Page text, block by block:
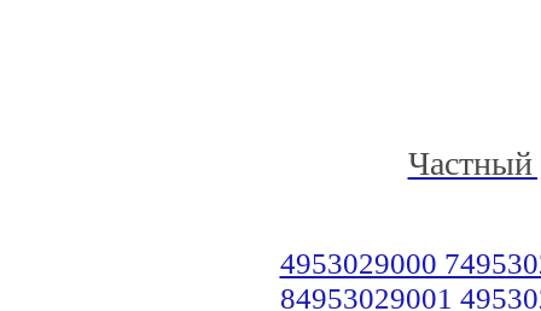
Частный
4953029000
84953029001